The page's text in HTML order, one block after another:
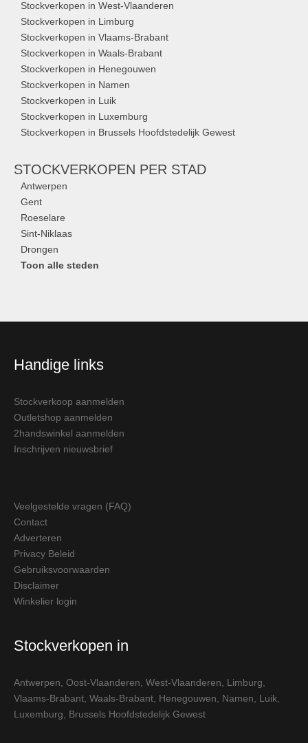
Stockverkopen in West-Vlaanderen
Stockverkopen in Limburg
Stockverkopen in Vlaams-Brabant
Stockverkopen in Waals-Brabant
Stockverkopen in Henegouwen
Stockverkopen in Namen
Stockverkopen in Luik
Stockverkopen in Luxemburg
Stockverkopen in Brussels Hoofdstedelijk Gewest
STOCKVERKOPEN PER STAD
Antwerpen
Gent
Roeselare
Sint-Niklaas
Drongen
Toon alle steden
Handige links
Stockverkoop aanmelden
Outletshop aanmelden
2handswinkel aanmelden
Inschrijven nieuwsbrief
Veelgestelde vragen (FAQ)
Contact
Adverteren
Privacy Beleid
Gebruiksvoorwaarden
Disclaimer
Winkelier login
Stockverkopen in
Antwerpen Oost-Vlaanderen West-Vlaanderen Limburg
Vlaams-Brabant Waals-Brabant Henegouwen Namen Luik
Luxemburg
Brussels Hoofdstedelijk Gewest